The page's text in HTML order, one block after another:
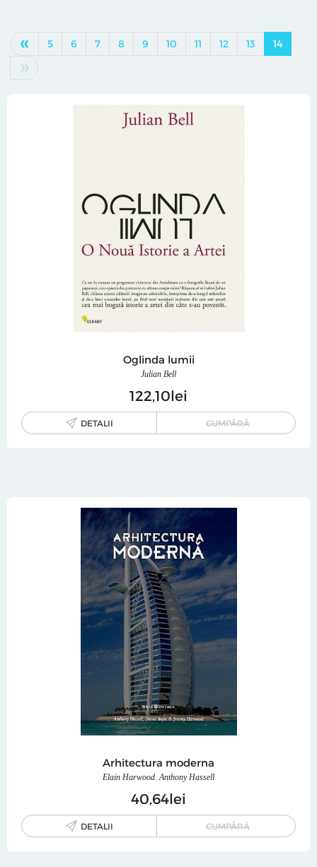
« 5 6 7 8 9 10 11 12 13 14
»
Oglinda lumii
Julian Bell
122 10lei
DETALII CUMPĂRĂ
Arhitectura moderna
Elain Harwood,Anthony Hassell
40 64lei
DETALII CUMPĂRĂ